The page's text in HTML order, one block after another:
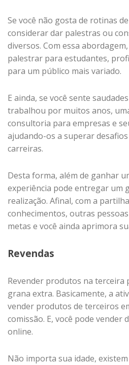
Se você não gosta de rotinas
considerar dar palestras ou
diversos. Com essa
palestrar para estudantes,
para um público mais variado.
E ainda, se você sente
trabalhou por muitos anos,
consultoria para empresas e
ajudando-os a superar
carreiras.
Desta forma, além de ganhar
experiência pode entregar um
realização. Afinal, com a
conhecimentos, outras
metas e você ainda aprimora
Revendas
Revender produtos na terceira
grana extra. Basicamente, a
vender produtos de terceiros
comissão. E, você pode vender
online.
Não importa sua idade,